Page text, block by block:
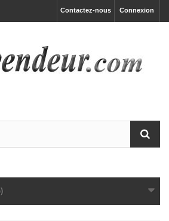
Connexion
Contactez-nous